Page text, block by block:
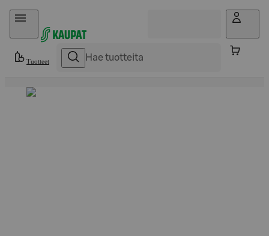
Hyppää sisältöön
Tuotteet